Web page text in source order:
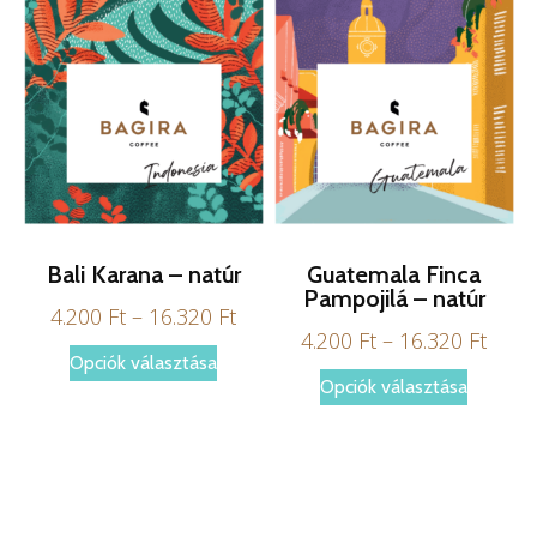
termékoldalon
választhatók
ki
ki
Bali Karana – natúr
4.200 Ft – 16.320 FtÁrtartomány:
4.200 Ft
Opciók választásaEnnek
Guatemala Finca
Pampojilá – natúr
4.200 Ft – 16.320 Ft
Opciók választásaEnnek